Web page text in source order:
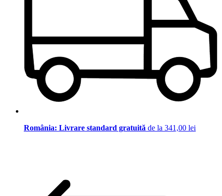
România: Livrare standard gratuită de la 341,00 lei